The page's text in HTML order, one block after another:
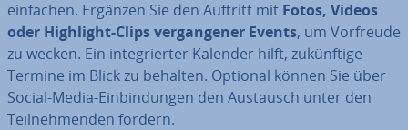
ein­fa­chen. Ergänzen Sie den Auftritt mit Fotos, Videos
oder Highlight-Clips ver­gan­ge­ner Events, um Vorfreude
zu wecken. Ein in­te­grier­ter Kalender hilft, zu­künf­ti­ge
Termine im Blick zu behalten. Optional können Sie über
Social-Media-Ein­bin­dun­gen den Austausch unter den
Teil­neh­men­den fördern.